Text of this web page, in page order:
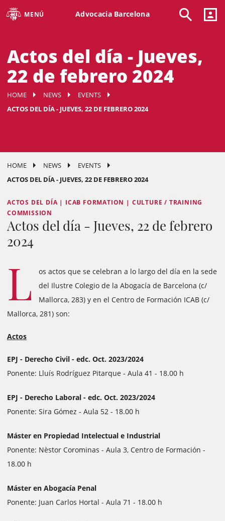
MENÚ Advocacia Barcelona
Actos del día - Jueves,
22 de febrero 2024
HOME NEWS
EVENTS
ACTOS DEL DÍA - JUEVES, 22 DE FEBRERO 2024
HOME NEWS
EVENTS
ACTOS DEL DÍA - JUEVES, 22 DE FEBRERO 2024
ACTOS DEL DÍA | ICAB FORMATION | CULTURE / TRAINING
COMMISSION
Actos del día - Jueves, 22 de febrero
2024
L
os actos que se celebran a lo largo del día en la sede
del Ilustre Colegio de la Abogacía de Barcelona (c/
Mallorca, 283) y en el Centro de Formación ICAB (c/
Mallorca, 281) son:
Actos
EPJ - Derecho Civil - edc. Oct. 2023/2024
Ponente: Lluís Rodríguez Pitarque - Aula 41 - 18.00 h
EPJ - Derecho Laboral - edc. Oct. 2023/2024
Ponente: Sira Gómez - Aula 52 - 18.00 h
Máster en Propiedad Intelectual e Industrial
Ponente: Nèstor Corominas - Aula 3, Centro de Formación -
18.00 h
Máster en Abogacía Penal
Ponente: Juan Carlos Hortal - Aula 71 - 18.00 h